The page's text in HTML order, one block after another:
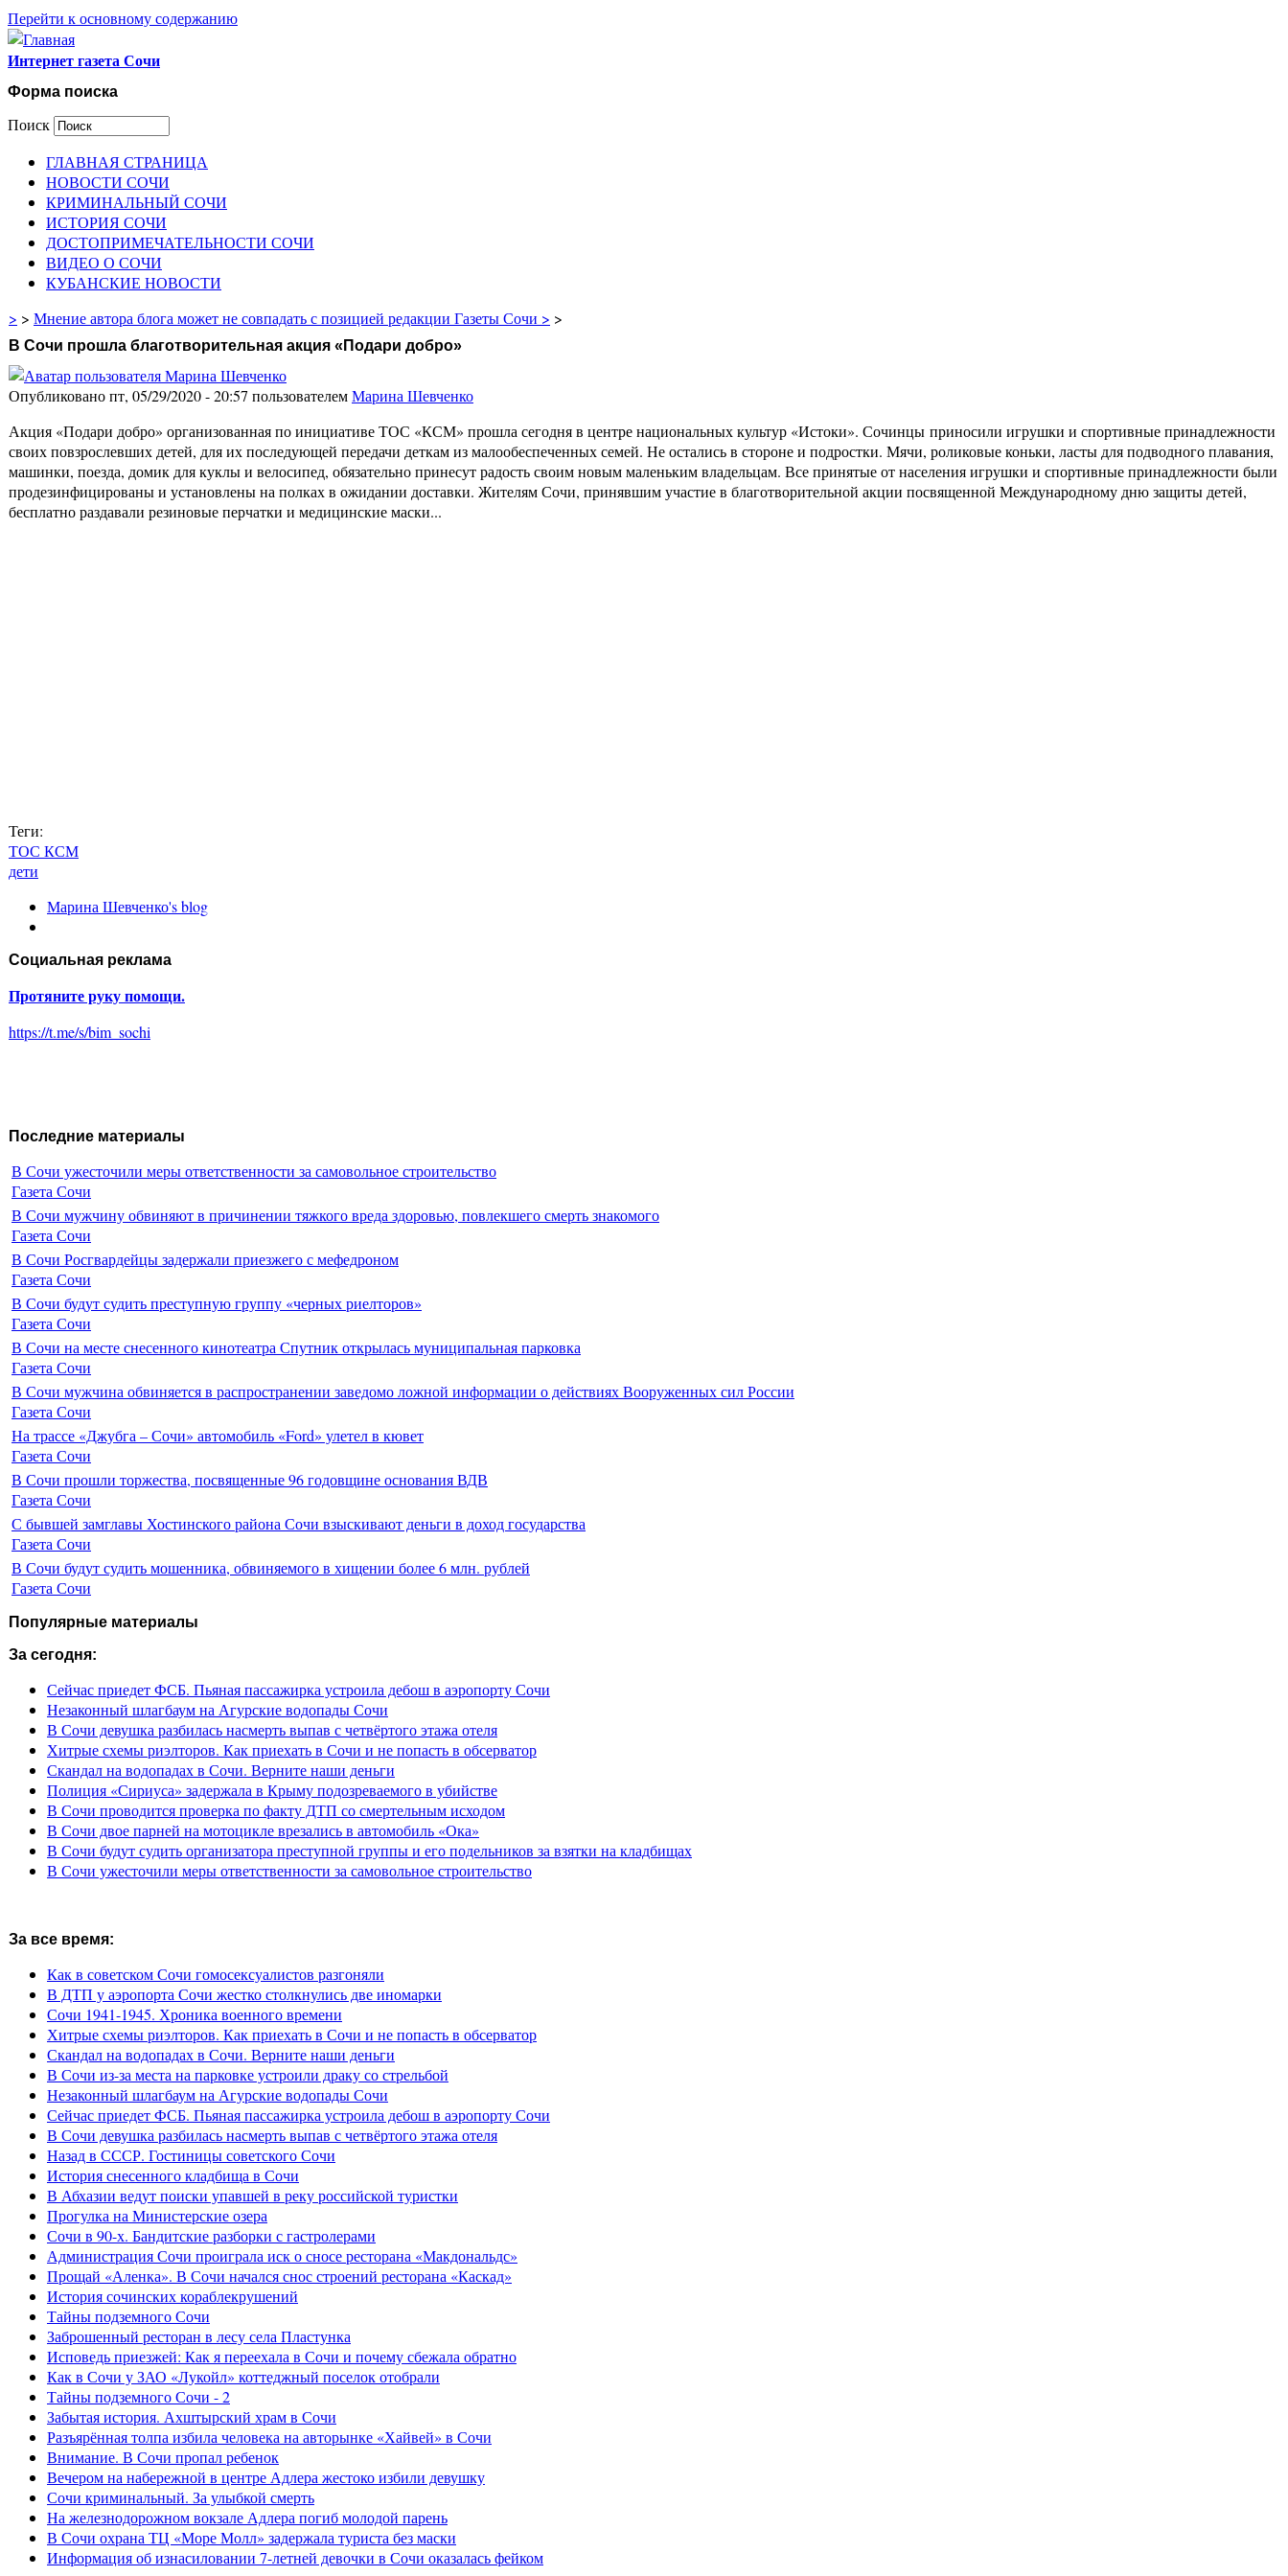
Перейти к основному содержанию
Интернет газета Сочи
Форма поиска
Поиск
ГЛАВНАЯ СТРАНИЦА
НОВОСТИ СОЧИ
КРИМИНАЛЬНЫЙ СОЧИ
ИСТОРИЯ СОЧИ
ДОСТОПРИМЕЧАТЕЛЬНОСТИ СОЧИ
ВИДЕО О СОЧИ
КУБАНСКИЕ НОВОСТИ
> > Мнение автора блога может не совпадать с позицией редакции Газеты Сочи > >
В Сочи прошла благотворительная акция «Подари добро»
Опубликовано пт, 05/29/2020 - 20:57 пользователемМарина Шевченко
Акция «Подари добро» организованная по инициативе ТОС «КСМ» прошла сегодня в центре национальных культур «Истоки». Сочинцы приносили игрушки и спортивные принадлежности
своих повзрослевших детей, для их последующей передачи деткам из малообеспеченных семей. Не остались в стороне и подростки. Мячи, роликовые коньки, ласты для подводного плавания,
машинки, поезда, домик для куклы и велосипед, обязательно принесут радость своим новым маленьким владельцам. Все принятые от населения игрушки и спортивные принадлежности были
продезинфицированы и установлены на полках в ожидании доставки. Жителям Сочи, принявшим участие в благотворительной акции посвященной Международному дню защиты детей,
бесплатно раздавали резиновые перчатки и медицинские маски...
Теги:
ТОС КСМ
дети
Марина Шевченко's blog
Социальная реклама
Протяните руку помощи.
https://t.me/s/bim_sochi
Последние материалы
В Сочи ужесточили меры ответственности за самовольное строительство
Газета Сочи
В Сочи мужчину обвиняют в причинении тяжкого вреда здоровью, повлекшего смерть знакомого
Газета Сочи
В Сочи Росгвардейцы задержали приезжего с мефедроном
Газета Сочи
В Сочи будут судить преступную группу «черных риелторов»
Газета Сочи
В Сочи на месте снесенного кинотеатра Спутник открылась муниципальная парковка
Газета Сочи
В Сочи мужчина обвиняется в распространении заведомо ложной информации о действиях Вооруженных сил России
Газета Сочи
На трассе «Джубга – Сочи» автомобиль «Ford» улетел в кювет
Газета Сочи
В Сочи прошли торжества, посвященные 96 годовщине основания ВДВ
Газета Сочи
С бывшей замглавы Хостинского района Сочи взыскивают деньги в доход государства
Газета Сочи
В Сочи будут судить мошенника, обвиняемого в хищении более 6 млн. рублей
Газета Сочи
Популярные материалы
За сегодня:
Сейчас приедет ФСБ. Пьяная пассажирка устроила дебош в аэропорту Сочи
Незаконный шлагбаум на Агурские водопады Сочи
В Сочи девушка разбилась насмерть выпав с четвёртого этажа отеля
Хитрые схемы риэлторов. Как приехать в Сочи и не попасть в обсерватор
Скандал на водопадах в Сочи. Верните наши деньги
Полиция «Сириуса» задержала в Крыму подозреваемого в убийстве
В Сочи проводится проверка по факту ДТП со смертельным исходом
В Сочи двое парней на мотоцикле врезались в автомобиль «Ока»
В Сочи будут судить организатора преступной группы и его подельников за взятки на кладбищах
В Сочи ужесточили меры ответственности за самовольное строительство
За все время:
Как в советском Сочи гомосексуалистов разгоняли
В ДТП у аэропорта Сочи жестко столкнулись две иномарки
Сочи 1941-1945. Хроника военного времени
Хитрые схемы риэлторов. Как приехать в Сочи и не попасть в обсерватор
Скандал на водопадах в Сочи. Верните наши деньги
В Сочи из-за места на парковке устроили драку со стрельбой
Незаконный шлагбаум на Агурские водопады Сочи
Сейчас приедет ФСБ. Пьяная пассажирка устроила дебош в аэропорту Сочи
В Сочи девушка разбилась насмерть выпав с четвёртого этажа отеля
Назад в СССР. Гостиницы советского Сочи
История снесенного кладбища в Сочи
В Абхазии ведут поиски упавшей в реку российской туристки
Прогулка на Министерские озера
Сочи в 90-х. Бандитские разборки с гастролерами
Администрация Сочи проиграла иск о сносе ресторана «Макдональдс»
Прощай «Аленка». В Сочи начался снос строений ресторана «Каскад»
История сочинских кораблекрушений
Тайны подземного Сочи
Заброшенный ресторан в лесу села Пластунка
Исповедь приезжей: Как я переехала в Сочи и почему сбежала обратно
Как в Сочи у ЗАО «Лукойл» коттеджный поселок отобрали
Тайны подземного Сочи - 2
Забытая история. Ахштырский храм в Сочи
Разъярённая толпа избила человека на авторынке «Хайвей» в Сочи
Внимание. В Сочи пропал ребенок
Вечером на набережной в центре Адлера жестоко избили девушку
Сочи криминальный. За улыбкой смерть
На железнодорожном вокзале Адлера погиб молодой парень
В Сочи охрана ТЦ «Море Молл» задержала туриста без маски
Информация об изнасиловании 7-летней девочки в Сочи оказалась фейком